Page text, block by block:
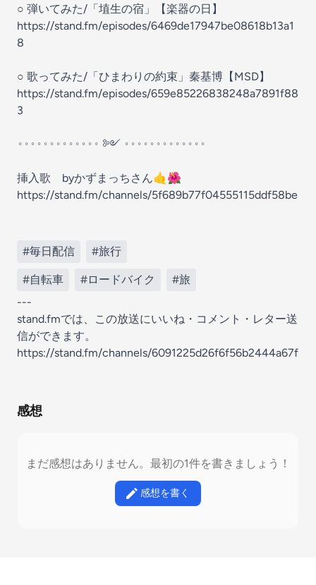
○ 弾いてみた/「埴生の宿」【楽器の日】
https://stand.fm/episodes/6469de17947be08618b13a1
8
○ 歌ってみた/「ひまわりの約束」秦基博【MSD】
https://stand.fm/episodes/659e85226838248a7891f88
3
𐬹𐬹𐬹𐬹𐬹𐬹𐬹𐬹𐬹𐬹𐬹𐬹𐬹 ༻ 𐬹𐬹𐬹𐬹𐬹𐬹𐬹𐬹𐬹𐬹𐬹𐬹𐬹
挿入歌 byかずまっちさん🤙🌺
https://stand.fm/channels/5f689b77f04555115ddf58be
#毎日配信 #旅行
#自転車 #ロードバイク
#旅
---
stand.fmでは、この放送にいいね・コメント・レター送
信ができます。
https://stand.fm/channels/6091225d26f6f56b2444a67f
感想
まだ感想はありません。最初の1件を書きましょう！
感想を書く